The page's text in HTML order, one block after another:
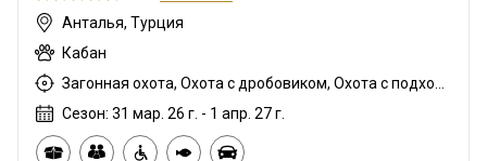
Анталья, Турция
Кабан
Сезон: 31 мар. 26 г. - 1 апр. 27 г.